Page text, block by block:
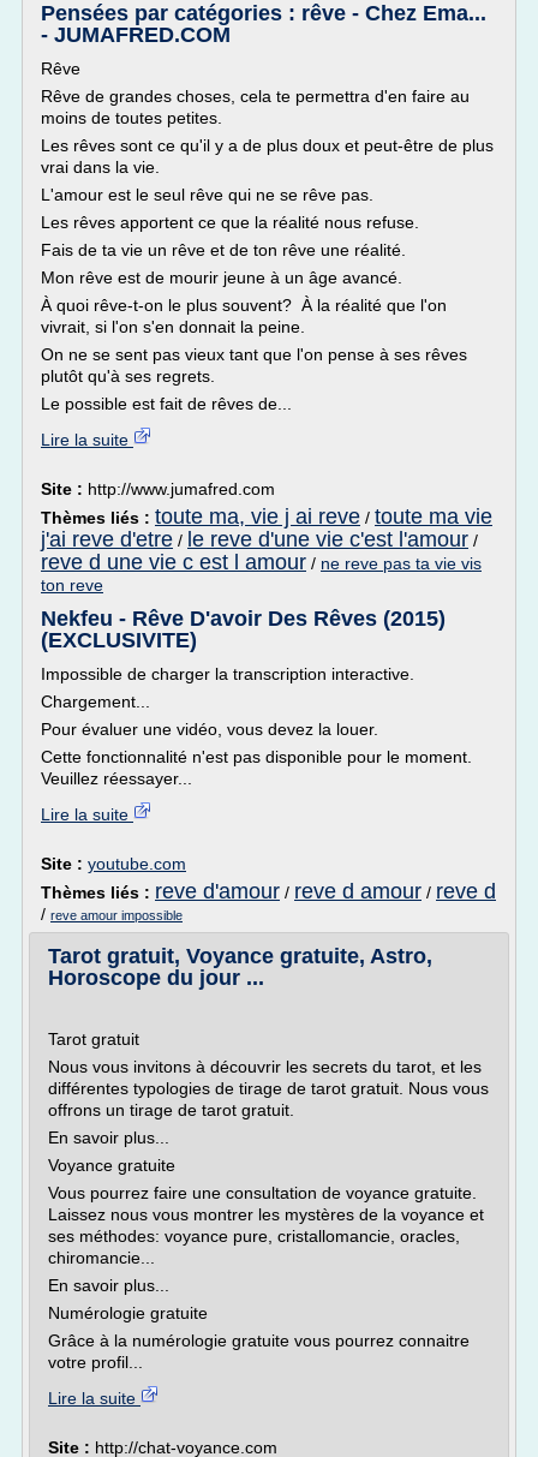
Pensées par catégories : rêve - Chez Ema...
- JUMAFRED.COM
Rêve
Rêve de grandes choses, cela te permettra d'en faire au
moins de toutes petites.
Les rêves sont ce qu'il y a de plus doux et peut-être de plus
vrai dans la vie.
L'amour est le seul rêve qui ne se rêve pas.
Les rêves apportent ce que la réalité nous refuse.
Fais de ta vie un rêve et de ton rêve une réalité.
Mon rêve est de mourir jeune à un âge avancé.
À quoi rêve-t-on le plus souvent? À la réalité que l'on
vivrait, si l'on s'en donnait la peine.
On ne se sent pas vieux tant que l'on pense à ses rêves
plutôt qu'à ses regrets.
Le possible est fait de rêves de...
Lire la suite
Site : http://www.jumafred.com
Thèmes liés : toute ma, vie j ai reve / toute ma vie
j'ai reve d'etre / le reve d'une vie c'est l'amour /
reve d une vie c est l amour / ne reve pas ta vie vis
ton reve
Nekfeu - Rêve D'avoir Des Rêves (2015)
(EXCLUSIVITE)
Impossible de charger la transcription interactive.
Chargement...
Pour évaluer une vidéo, vous devez la louer.
Cette fonctionnalité n'est pas disponible pour le moment.
Veuillez réessayer...
Lire la suite
Site : youtube.com
Thèmes liés : reve d'amour / reve d amour / reve d
/ reve amour impossible
Tarot gratuit, Voyance gratuite, Astro,
Horoscope du jour ...
Tarot gratuit
Nous vous invitons à découvrir les secrets du tarot, et les
différentes typologies de tirage de tarot gratuit. Nous vous
offrons un tirage de tarot gratuit.
En savoir plus...
Voyance gratuite
Vous pourrez faire une consultation de voyance gratuite.
Laissez nous vous montrer les mystères de la voyance et
ses méthodes: voyance pure, cristallomancie, oracles,
chiromancie...
En savoir plus...
Numérologie gratuite
Grâce à la numérologie gratuite vous pourrez connaitre
votre profil...
Lire la suite
Site : http://chat-voyance.com